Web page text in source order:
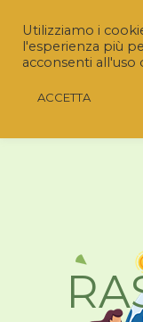
Utilizziamo i
l'esperienza più
acconsenti all'uso
ACCETTA